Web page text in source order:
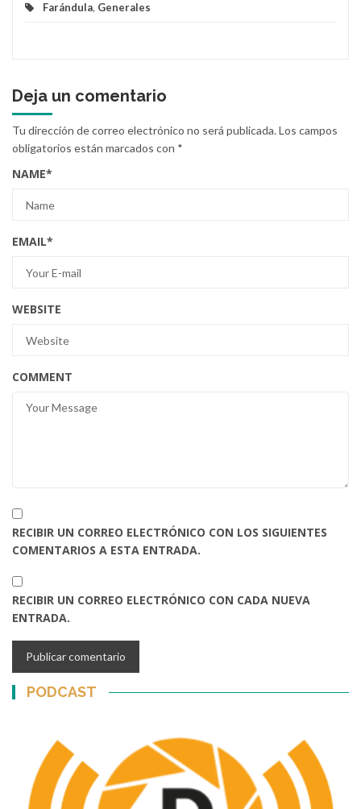
Farándula, Generales
Deja un comentario
Tu dirección de correo electrónico no será publicada.Los campos
obligatorios están marcados con *
NAME*
EMAIL*
WEBSITE
COMMENT
RECIBIR UN CORREO ELECTRÓNICO CON LOS SIGUIENTES
COMENTARIOS A ESTA ENTRADA.
RECIBIR UN CORREO ELECTRÓNICO CON CADA NUEVA
ENTRADA.
PODCAST